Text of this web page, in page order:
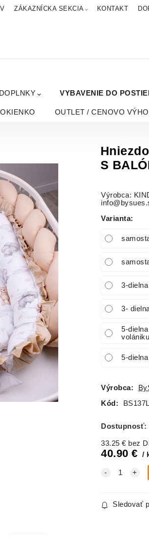
ZÁKAZNÍCKA SEKCIA KONTAKT
VYBAVENIE DO
OUTLET / CENOVO
S
Výrobca:
Varianta:
3-
3-
5-
volániku
5-
Výrobca:
Kód:
Dostupnosť:
33.25 € bez
40.90 €
Sledovať